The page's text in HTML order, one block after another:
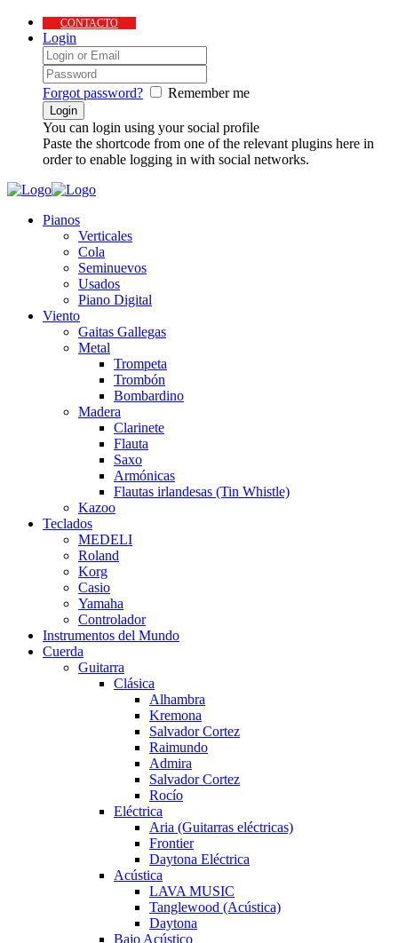
CONTACTO
Login
Forgot password? Remember me
You can login using your social profile
Paste the shortcode from one of the relevant plugins here in
order to enable logging in with social networks.
Pianos
Verticales
Cola
Seminuevos
Usados
Piano Digital
Viento
Gaitas Gallegas
Metal
Trompeta
Trombón
Bombardino
Madera
Clarinete
Flauta
Saxo
Armónicas
Flautas irlandesas (Tin Whistle)
Kazoo
Teclados
MEDELI
Roland
Korg
Casio
Yamaha
Controlador
Instrumentos del Mundo
Cuerda
Guitarra
Clásica
Alhambra
Kremona
Salvador Cortez
Raimundo
Admira
Salvador Cortez
Rocío
Eléctrica
Aria (Guitarras eléctricas)
Frontier
Daytona Eléctrica
Acústica
LAVA MUSIC
Tanglewood (Acústica)
Daytona
Bajo Acústico